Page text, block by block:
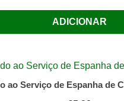
ADICIONAR
ao Serviço de Espanha de